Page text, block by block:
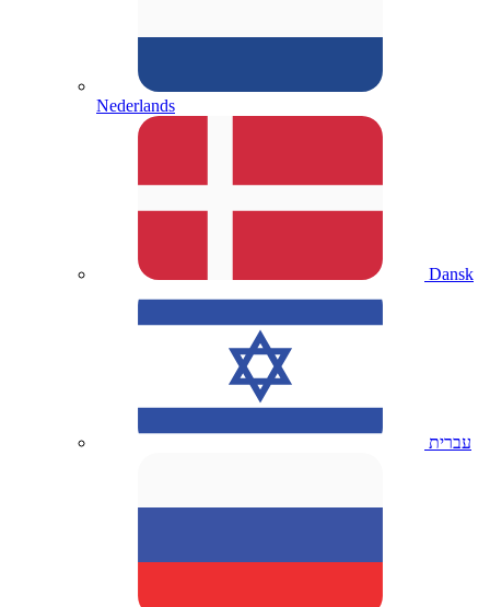
Nederlands
Dansk
עברית